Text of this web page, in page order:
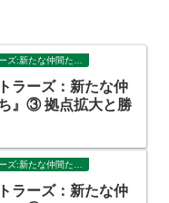
セトラーズ:新たな仲間たち攻略
トラーズ：新たな仲
』③ 拠点拡大と勝
セトラーズ:新たな仲間たち攻略
トラーズ：新たな仲